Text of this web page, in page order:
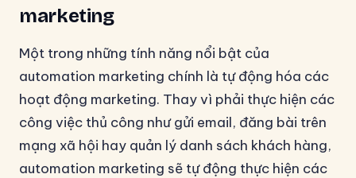
marketing
Một trong những tính năng nổi bật của
automation marketing chính là tự động hóa các
hoạt động marketing. Thay vì phải thực hiện các
công việc thủ công như gửi email, đăng bài trên
mạng xã hội hay quản lý danh sách khách hàng,
automation marketing sẽ tự động thực hiện các